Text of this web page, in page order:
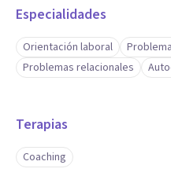
encantada de acompañarte
Especialidades
Orientación laboral
Problemas relacionales
Terapias
Coaching